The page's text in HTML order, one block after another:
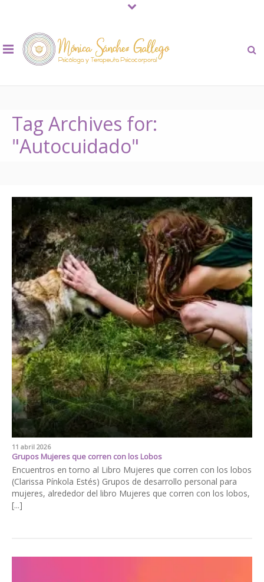
Tag Archives for:
"Autocuidado"
11 abril 2026
Grupos Mujeres que corren con los Lobos
Encuentros en torno al Libro Mujeres que corren con los lobos
(Clarissa Pínkola Estés) Grupos de desarrollo personal para
mujeres, alrededor del libro Mujeres que corren con los lobos,
[...]